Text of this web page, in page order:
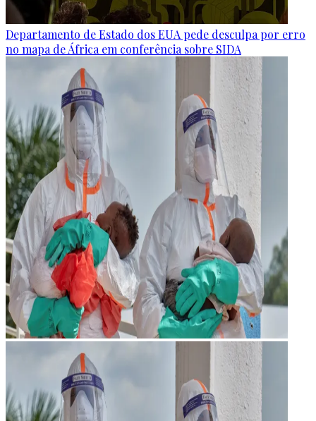
Departamento de Estado dos EUA pede desculpa por erro
no mapa de África em conferência sobre SIDA